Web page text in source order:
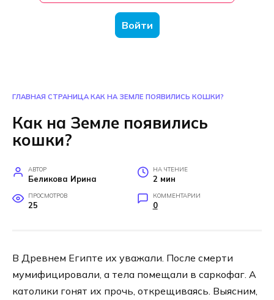
Войти
ГЛАВНАЯ СТРАНИЦА КАК НА ЗЕМЛЕ ПОЯВИЛИСЬ КОШКИ?
Как на Земле появились
кошки?
АВТОР
Беликова Ирина
НА ЧТЕНИЕ
2 мин
ПРОСМОТРОВ
25
КОММЕНТАРИИ
0
В Древнем Египте их уважали. После смерти
мумифицировали, а тела помещали в саркофаг. А
католики гонят их прочь, открещиваясь. Выясним,